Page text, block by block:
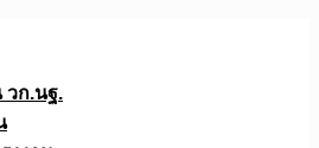
ก.นฐ.